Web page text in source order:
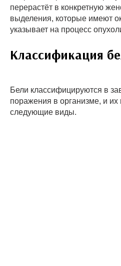
перерастёт в конкретную
выделения, которые имеют
указывает на процесс
Классификация
Бели классифицируются в
поражения в организме, и
следующие виды.